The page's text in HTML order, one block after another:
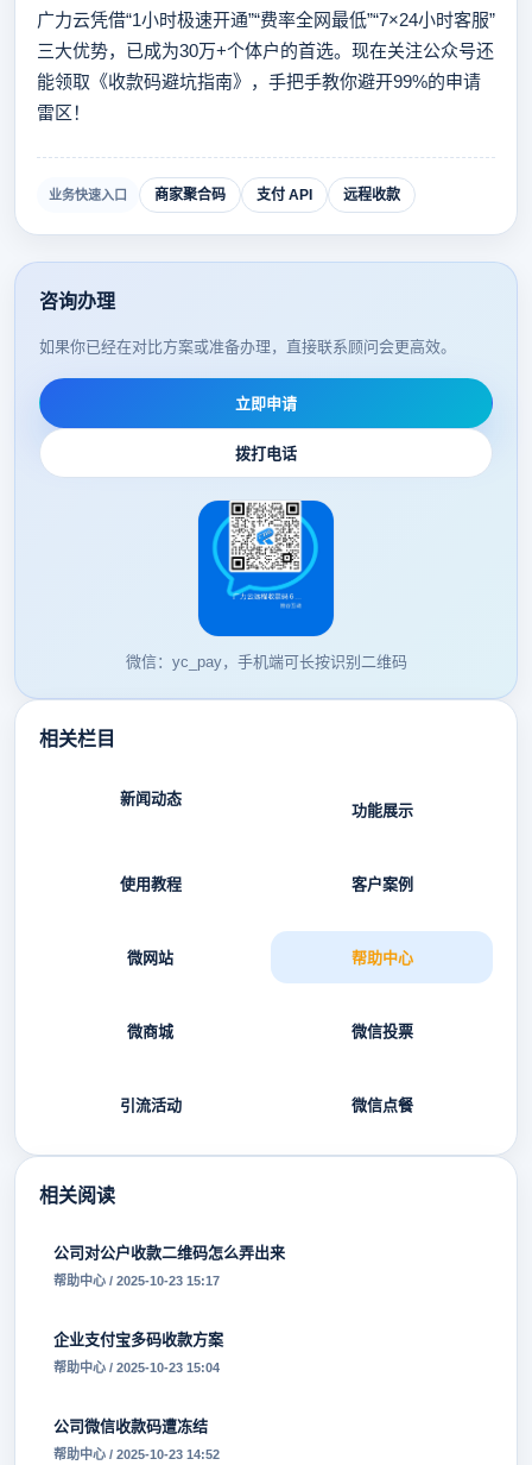
广力云凭借“1小时极速开通”“费率全网最低”“7×24小时客服”
三大优势，已成为30万+个体户的首选。现在关注公众号还
能领取《收款码避坑指南》，手把手教你避开99%的申请
雷区！
业务快速入口 商家聚合码 支付 API 远程收款
咨询办理
如果你已经在对比方案或准备办理，直接联系顾问会更高效。
立即申请
拨打电话
微信：yc_pay，手机端可长按识别二维码
相关栏目
新闻动态
功能展示
使用教程 客户案例
微网站 帮助中心
微商城 微信投票
引流活动 微信点餐
相关阅读
公司对公户收款二维码怎么弄出来
帮助中心 / 2025-10-23 15:17
企业支付宝多码收款方案
帮助中心 / 2025-10-23 15:04
公司微信收款码遭冻结
帮助中心 / 2025-10-23 14:52